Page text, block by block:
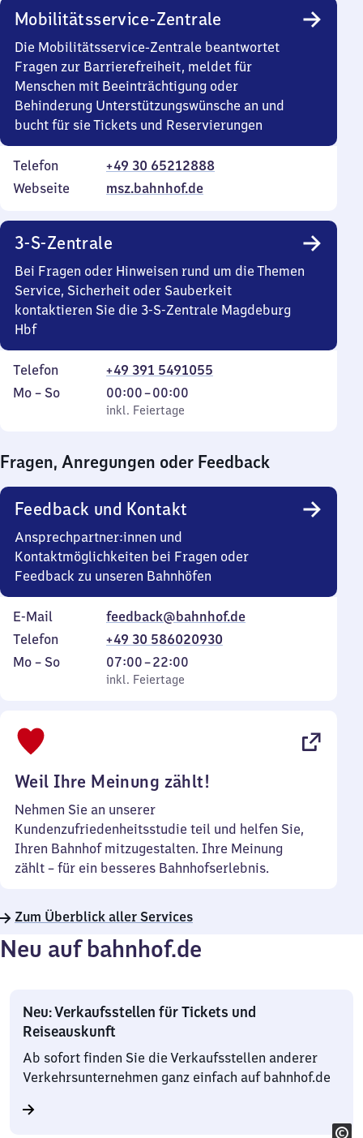
Mobilitätsservice-Zentrale
Die Mobilitätsservice-Zentrale beantwortet
Fragen zur Barrierefreiheit, meldet für
Menschen mit Beeinträchtigung oder
Behinderung Unterstützungswünsche an und
bucht für sie Tickets und Reservierungen
Telefon
+49 30 65212888
Webseite
msz.bahnhof.de
3-S-Zentrale
Bei Fragen oder Hinweisen rund um die Themen
Service, Sicherheit oder Sauberkeit
kontaktieren Sie die 3-S-Zentrale Magdeburg
Hbf
Telefon
+49 391 5491055
Montag
Mo – So,
inkl. Feiertage
00:00–00:00
Von
0
0
Uhr
inkl. Feiertage
Fragen, Anregungen oder Feedback
Feedback und Kontakt
Ansprechpartner:innen und
Kontaktmöglichkeiten bei Fragen oder
Feedback zu unseren Bahnhöfen
E-Mail
feedback@bahnhof.de
Telefon
+49 30 586020930
Montag
Mo – So,
inkl. Feiertage
07:00–22:00
Von
7
inkl. Feiertage
Weil Ihre Meinung zählt!
Nehmen Sie an unserer
Kundenzufriedenheitsstudie teil und helfen Sie,
Ihren Bahnhof mitzugestalten. Ihre Meinung
zählt – für ein besseres Bahnhofserlebnis.
Zum Überblick aller Services
Neu auf bahnhof.de
Neu: Verkaufsstellen für Tickets und
Reiseauskunft
Ab sofort finden Sie die Verkaufsstellen anderer
Verkehrsunternehmen ganz einfach auf bahnhof.de